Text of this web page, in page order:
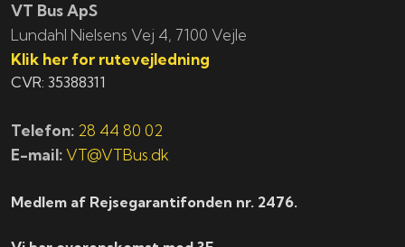
VT Bus ApS
​​​Lundahl Nielsens Vej 4, 7100 Vejle
Klik her for rutevejledning
CVR: 35388311
Telefon: 28 44 80 02
E-mail: VT@VTBus.dk
Medlem af Rejsegarantifonden nr. 2476.